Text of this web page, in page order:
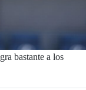
bastante a los